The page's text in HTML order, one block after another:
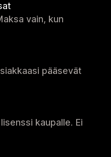
vain, kun
pääsevät
kaupalle. Ei